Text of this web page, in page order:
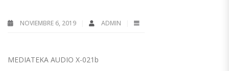
NOVIEMBRE 6, 2019 ADMIN
MEDIATEKA AUDIO X-021b